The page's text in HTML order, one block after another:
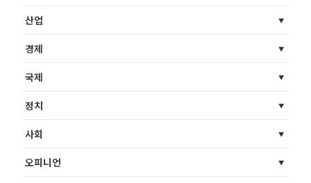
산업
경제
국제
정치
사회
오피니언